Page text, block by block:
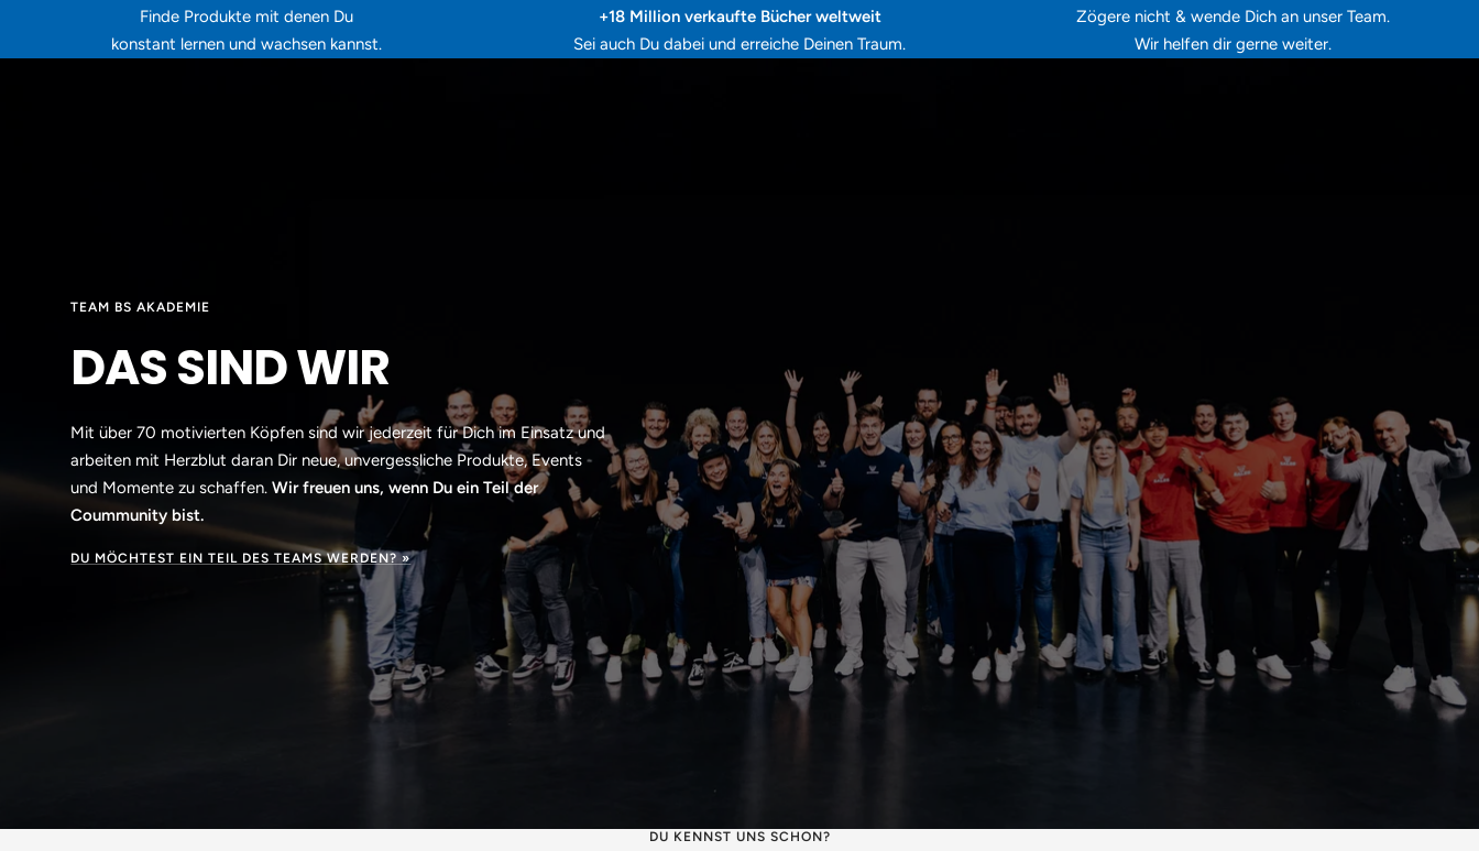
Finde Produkte mit denen Du
konstant lernen und wachsen kannst.
+18 Million verkaufte Bücher weltweit
Sei auch Du dabei und erreiche Deinen Traum.
Zögere nicht & wende Dich an unser Team.
Wir helfen dir gerne weiter.
TEAM BS AKADEMIE
DAS SIND WIR
Mit über 70 motivierten Köpfen sind wir jederzeit für Dich im Einsatz und
arbeiten mit Herzblut daran Dir neue, unvergessliche Produkte, Events
und Momente zu schaffen.Wir freuen uns, wenn Du ein Teil der
Coummunity bist.
DU MÖCHTEST EIN TEIL DES TEAMS WERDEN? »
DU KENNST UNS SCHON?